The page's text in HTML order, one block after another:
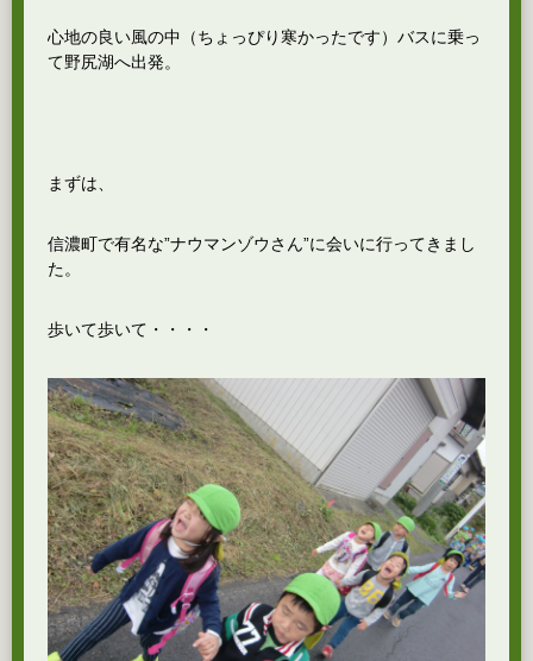
心地の良い風の中（ちょっぴり寒かったです）バスに乗っ
て野尻湖へ出発。
まずは、
信濃町で有名な”ナウマンゾウさん”に会いに行ってきまし
た。
歩いて歩いて・・・・